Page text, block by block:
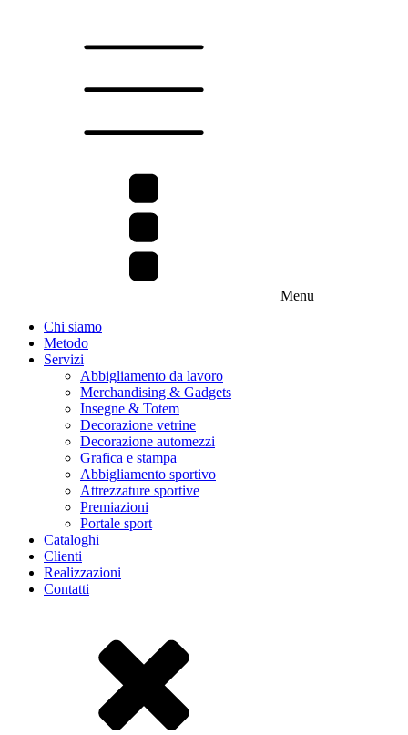
Menu
Chi siamo
Metodo
Servizi
Abbigliamento da lavoro
Merchandising & Gadgets
Insegne & Totem
Decorazione vetrine
Decorazione automezzi
Grafica e stampa
Abbigliamento sportivo
Attrezzature sportive
Premiazioni
Portale sport
Cataloghi
Clienti
Realizzazioni
Contatti